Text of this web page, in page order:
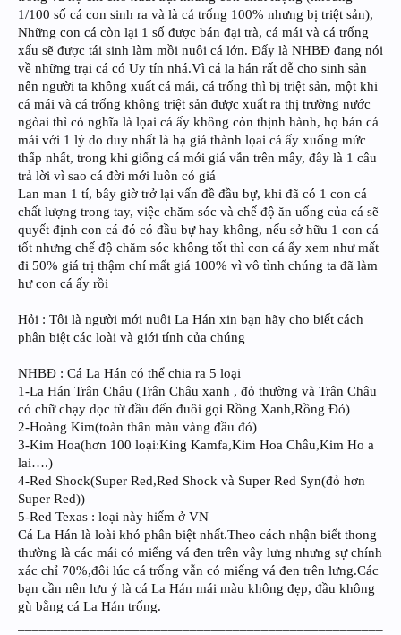
1/100 số cá con sinh ra và là cá trống 100% nhưng bị triệt sản),
Những con cá còn lại 1 số được bán đại trà, cá mái và cá trống
xấu sẽ được tái sinh làm mồi nuôi cá lớn. Đấy là NHBĐ đang nói
về những trại cá có Uy tín nhá.Vì cá la hán rất dễ cho sinh sản
nên người ta không xuất cá mái, cá trống thì bị triệt sản, một khi
cá mái và cá trống không triệt sản được xuất ra thị trường nước
ngòai thì có nghĩa là lọai cá ấy không còn thịnh hành, họ bán cá
mái với 1 lý do duy nhất là hạ giá thành lọai cá ấy xuống mức
thấp nhất, trong khi giống cá mới giá vẫn trên mây, đây là 1 câu
trả lời vì sao cá đời mới luôn có giá
Lan man 1 tí, bây giờ trở lại vấn đề đầu bự, khi đã có 1 con cá
chất lượng trong tay, việc chăm sóc và chế độ ăn uống của cá sẽ
quyết định con cá đó có đầu bự hay không, nếu sở hữu 1 con cá
tốt nhưng chế độ chăm sóc không tốt thì con cá ấy xem như mất
đi 50% giá trị thậm chí mất giá 100% vì vô tình chúng ta đã làm
hư con cá ấy rồi
Hỏi : Tôi là người mới nuôi La Hán xin bạn hãy cho biết cách
phân biệt các loài và giới tính của chúng
NHBĐ : Cá La Hán có thể chia ra 5 loại
1-La Hán Trân Châu (Trân Châu xanh , đỏ thường và Trân Châu
có chữ chạy dọc từ đầu đến đuôi gọi Rồng Xanh,Rồng Đỏ)
2-Hoàng Kim(toàn thân màu vàng đầu đỏ)
3-Kim Hoa(hơn 100 loại:King Kamfa,Kim Hoa Châu,Kim Ho a
lai….)
4-Red Shock(Super Red,Red Shock và Super Red Syn(đỏ hơn
Super Red))
5-Red Texas : loại này hiếm ở VN
Cá La Hán là loài khó phân biệt nhất.Theo cách nhận biết thong
thường là các mái có miếng vá đen trên vây lưng nhưng sự chính
xác chỉ 70%,đôi lúc cá trống vẫn có miếng vá đen trên lưng.Các
bạn cần nên lưu ý là cá La Hán mái màu không đẹp, đầu không
gù bằng cá La Hán trống.